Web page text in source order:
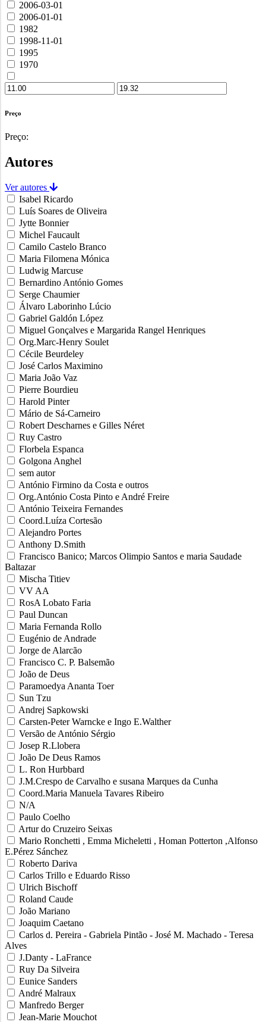
2006-03-01
2006-01-01
1982
1998-11-01
1995
1970
Preço
Preço:
Autores
Ver autores
Isabel Ricardo
Luís Soares de Oliveira
Jytte Bonnier
Michel Faucault
Camilo Castelo Branco
Maria Filomena Mónica
Ludwig Marcuse
Bernardino António Gomes
Serge Chaumier
Álvaro Laborinho Lúcio
Gabriel Galdón López
Miguel Gonçalves e Margarida Rangel Henriques
Org.Marc-Henry Soulet
Cécile Beurdeley
José Carlos Maximino
Maria João Vaz
Pierre Bourdieu
Harold Pinter
Mário de Sá-Carneiro
Robert Descharnes e Gilles Néret
Ruy Castro
Florbela Espanca
Golgona Anghel
sem autor
António Firmino da Costa e outros
Org.António Costa Pinto e André Freire
António Teixeira Fernandes
Coord.Luíza Cortesão
Alejandro Portes
Anthony D.Smith
Francisco Banico; Marcos Olimpio Santos e maria Saudade
Baltazar
Mischa Titiev
VV AA
RosA Lobato Faria
Paul Duncan
Maria Fernanda Rollo
Eugénio de Andrade
Jorge de Alarcão
Francisco C. P. Balsemão
João de Deus
Paramoedya Ananta Toer
Sun Tzu
Andrej Sapkowski
Carsten-Peter Warncke e Ingo E.Walther
Versão de António Sérgio
Josep R.Llobera
João De Deus Ramos
L. Ron Hurbbard
J.M.Crespo de Carvalho e susana Marques da Cunha
Coord.Maria Manuela Tavares Ribeiro
N/A
Paulo Coelho
Artur do Cruzeiro Seixas
Mario Ronchetti , Emma Micheletti , Homan Potterton ,Alfonso
E.Pérez Sánchez
Roberto Dariva
Carlos Trillo e Eduardo Risso
Ulrich Bischoff
Roland Caude
João Mariano
Joaquim Caetano
Carlos d. Pereira - Gabriela Pintão - José M. Machado - Teresa
Alves
J.Danty - LaFrance
Ruy Da Silveira
Eunice Sanders
André Malraux
Manfredo Berger
Jean-Marie Mouchot